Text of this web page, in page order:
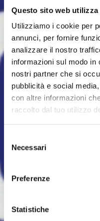
Questo sito web utilizza
Utilizziamo i cookie per
annunci, per fornire
analizzare il nostro
informazioni sul modo
nostri partner che si
pubblicità e social
con altre informazioni
raccolto dal tuo utilizzo
delNecessari
Preferenze
Statistiche